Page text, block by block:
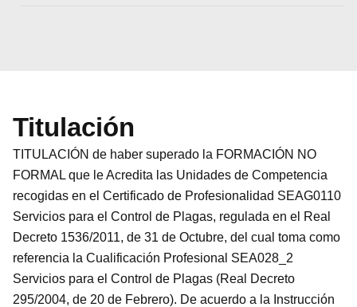
Titulación
TITULACIÓN de haber superado la FORMACIÓN NO
FORMAL que le Acredita las Unidades de Competencia
recogidas en el Certificado de Profesionalidad SEAG0110
Servicios para el Control de Plagas, regulada en el Real
Decreto 1536/2011, de 31 de Octubre, del cual toma como
referencia la Cualificación Profesional SEA028_2
Servicios para el Control de Plagas (Real Decreto
295/2004, de 20 de Febrero). De acuerdo a la Instrucción